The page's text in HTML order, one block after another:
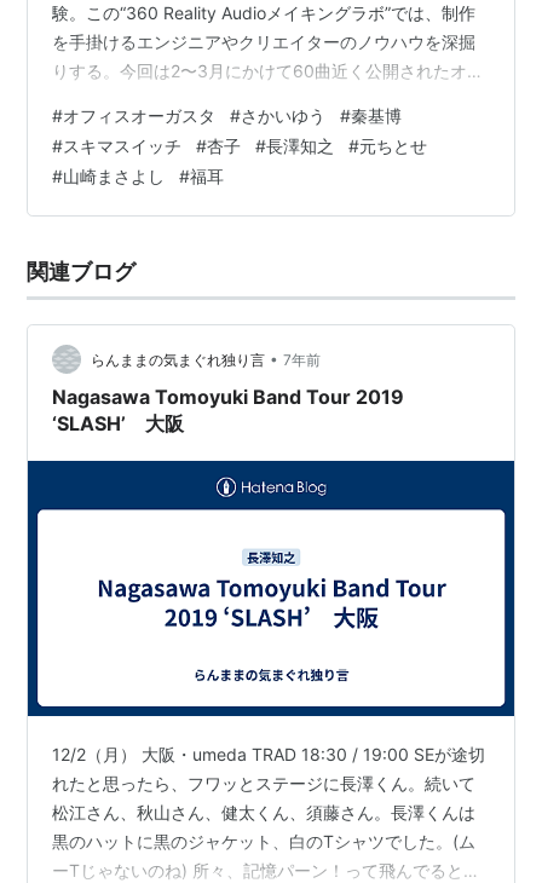
験。この“360 Reality Audioメイキングラボ”では、制作
を手掛けるエンジニアやクリエイターのノウハウを深掘
りする。今回は2〜3月にかけて60曲近く公開されたオフ
ある同社の森本知之と向井康太郎にその詳細を聞いてい
く。 Photo：Takashi Yashima（メインカットを除く）
取材協力：ソニー オフィスオーガスタ作品情報 オフィス
オーガスタ『Augusta Camp 2024』（ユニバーサル）
#オフィスオーガスタ #さかいゆう #秦基博
#スキマスイッチ #杏子 #長澤知之 #元ちとせ
#山崎まさよし #福耳
関連ブログ
らんままの気まぐれ独り言 • 7年前
Nagasawa Tomoyuki Band Tour 2019
‘SLASH’ 大阪
12/2（月） 大阪・umeda TRAD 18:30 / 19:00 SEが途切
れたと思ったら、フワッとステージに長澤くん。続いて
松江さん、秋山さん、健太くん、須藤さん。長澤くんは
黒のハットに黒のジャケット、白のTシャツでした。(ム
ーTじゃないのね) 所々、記憶パーン！って飛んでるとこ